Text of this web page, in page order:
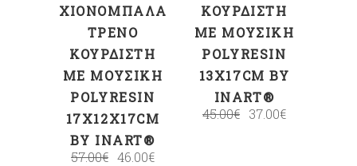
ΧΙΟΝΌΜΠΑΛΑ
ΤΡΈΝΟ
ΚΟΥΡΔΙΣΤΉ
ΜΕ ΜΟΥΣΙΚΉ
POLYRESIN
17X12X17CM
BY INART®
57.00€ 46.00€
ΚΟΥΡΔΙΣΤΉ
ΜΕ ΜΟΥΣΙΚΉ
POLYRESIN
13X17CM BY
INART®
45.00€ 37.00€